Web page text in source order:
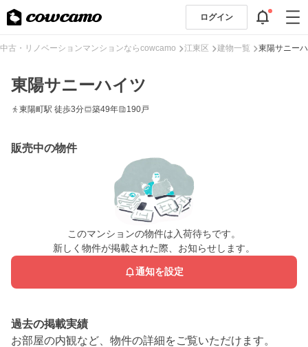
ログイン
中古・リノベーションマンションならcowcamo 江東区 建物一覧 東陽サニー
東陽サニーハイツ
東陽町駅 徒歩3分 築49年 190戸
販売中の物件
このマンションの物件は入荷待ちです。
新しく物件が掲載された際、お知らせします。
通知を設定
過去の掲載実績
お部屋の内観など、物件の詳細をご覧いただけます。